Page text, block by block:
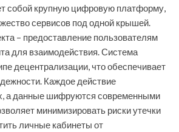
собой крупную цифровую платформу,
сервисов под одной крышей.
– предоставление пользователям
для взаимодействия. Система
децентрализации, что обеспечивает
Каждое действие
а данные шифруются современными
минимизировать риски утечки
личные кабинеты от